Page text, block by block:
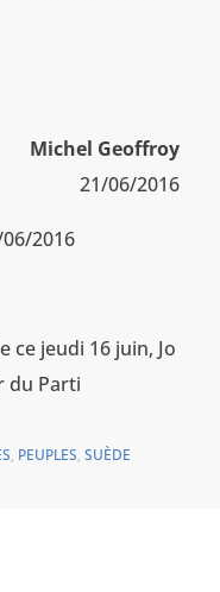
Michel Geoffroy
21/06/2016
2016
ce jeudi 16 juin, Jo
du Parti
, PEUPLES, SUÈDE